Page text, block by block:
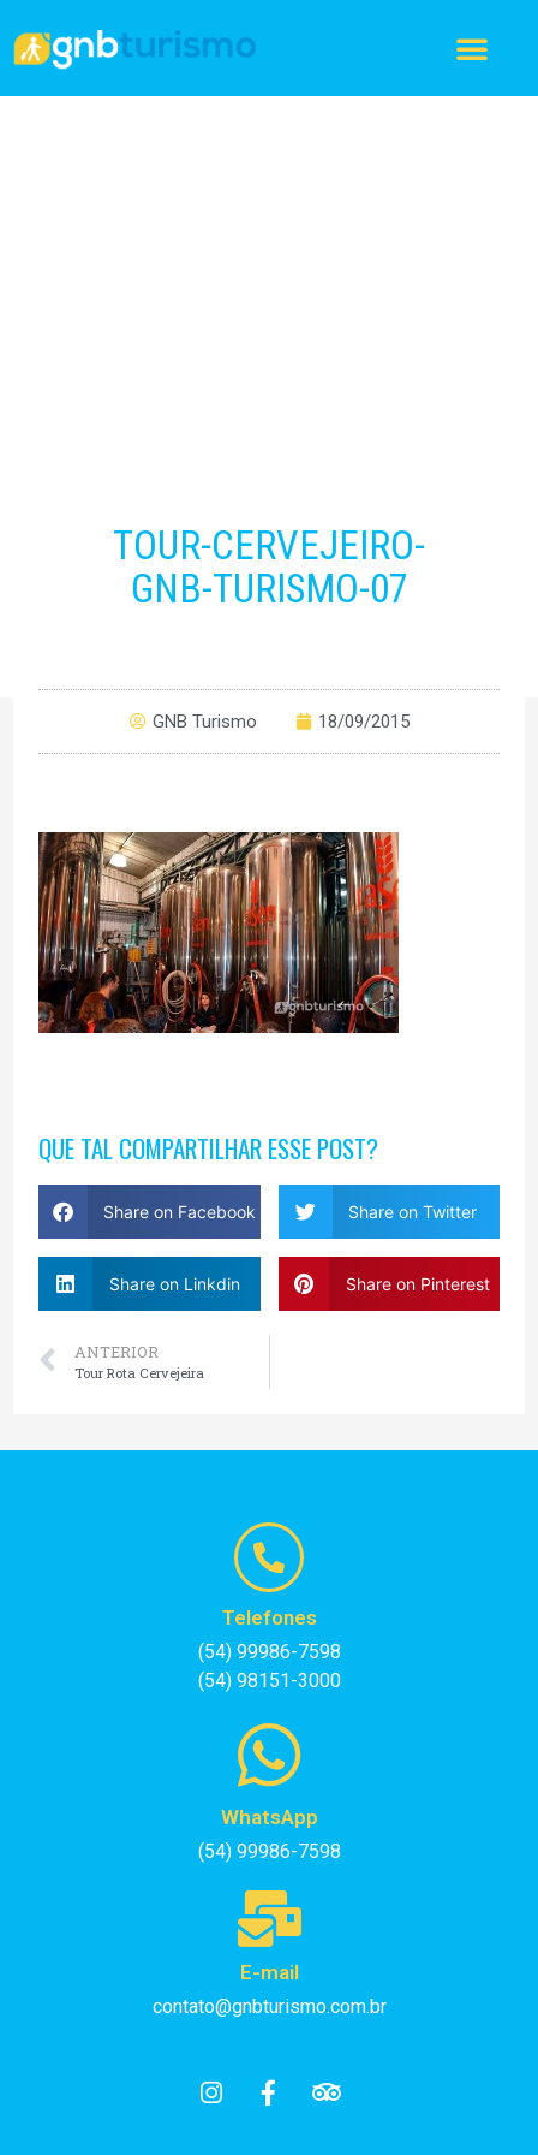
TOUR-CERVEJEIRO-
GNB-TURISMO-07
GNB Turismo 18/09/2015
QUE TAL COMPARTILHAR ESSE POST?
Share on Facebook Share on Twitter
Share on Linkdin Share on Pinterest
ANTERIOR
Tour Rota Cervejeira
Telefones
(54) 99986-7598
(54) 98151-3000
WhatsApp
(54) 99986-7598
E-mail
contato@gnbturismo.com.br